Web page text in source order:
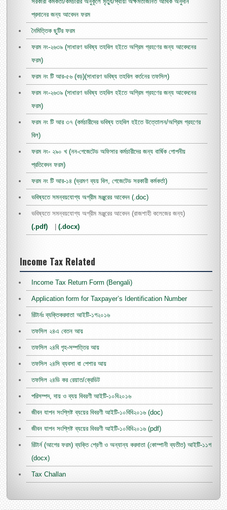
প্রদানের জন্য আবেদন ফরম
নৈমিত্তিক ছুটির ফরম
ফরম নং-২৬৩৯ (সাধারণ ভবিষ্য তহবিল হইতে অগ্রিম গ্রহণের জন্য আবেদনের
ফরম)
ফরম নং টি আর-৫৬ (বড়)(সাধারণ ভবিষ্য তহবিল কর্তনের তফসিল)
ফরম নং-২৬৩৯ (সাধারণ ভবিষ্য তহবিল হইতে অগ্রিম গ্রহণের জন্য আবেদনের
ফরম)
ফরম নং টি আর ৩৭ (কর্মচারীদের ভবিষ্য তহবিল হইতে উত্তোলন/অগ্রিম গ্রহণের
বিল)
ফরম নং- ২৯০ খ (নন-গেজেটেড অফিসার কর্মচারীদের জন্য বার্ষিক গোপনীয়
প্রতিবেদন ফরম)
ফরম নং টি আর-১৪ (ভ্রমণ ব্যয় বিল, গেজেটেড সরকারী কর্মকর্তা)
ভবিষ্যতে সমন্বয়যোগ্য অগ্রীম মঞ্জুরের আবেদন (.doc)
ভবিষ্যতে সমন্বয়যোগ্য অগ্রীম মঞ্জুরের আবেদন (রাজশাহী কলেজের জন্য)
(.pdf)
|(.docx)
Income Tax Related
Income Tax Return Form (Bengali)
Application form for Taxpayer’s Identification Number
রিটার্নঃ ব্যক্তিকরদাতা আইটি-১গ২০১৬
তফসিল ২৪এ বেতন আয়
তফসিল ২৪বি গৃহ-সম্পত্তির আয়
তফসিল ২৪সি ব্যবসা বা পেশার আয়
তফসিল ২৪ডি কর রেয়াত/ক্রেডিট
পরিসম্পদ, দায় ও ব্যয় বিবরণী আইটি-১০বি২০১৬
জীবন যাপন সংশ্লিষ্ট ব্যয়ের বিবরণী আইটি-১০বিবি২০১৬ (doc)
জীবন যাপন সংশ্লিষ্ট ব্যয়ের বিবরণী আইটি-১০বিবি২০১৬ (pdf)
রিটার্ন (আগের ফরম) ব্যক্তি শ্রেণী ও অন্যান্য করদাতা (কোম্পানী ব্যতীত) আইটি-১১গ
(docx)
Tax Challan